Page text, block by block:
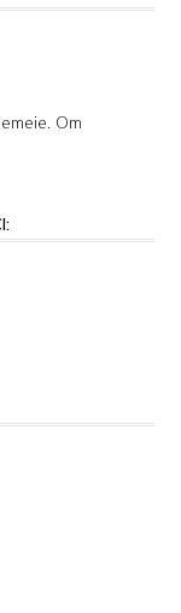
Om